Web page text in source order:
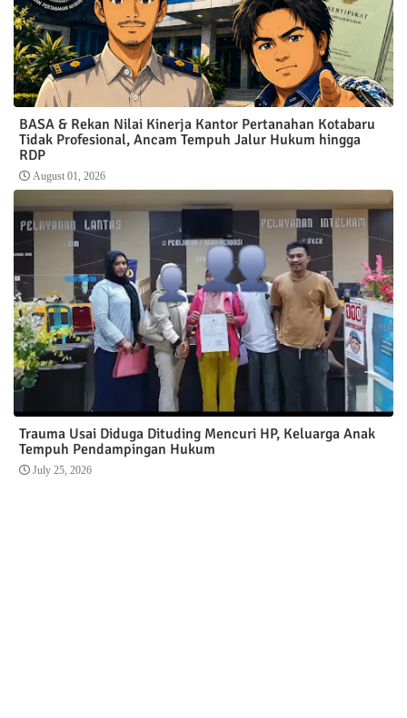
BASA & Rekan Nilai Kinerja Kantor Pertanahan Kotabaru
Tidak Profesional, Ancam Tempuh Jalur Hukum hingga
RDP
August 01, 2026
Trauma Usai Diduga Dituding Mencuri HP, Keluarga Anak
Tempuh Pendampingan Hukum
July 25, 2026